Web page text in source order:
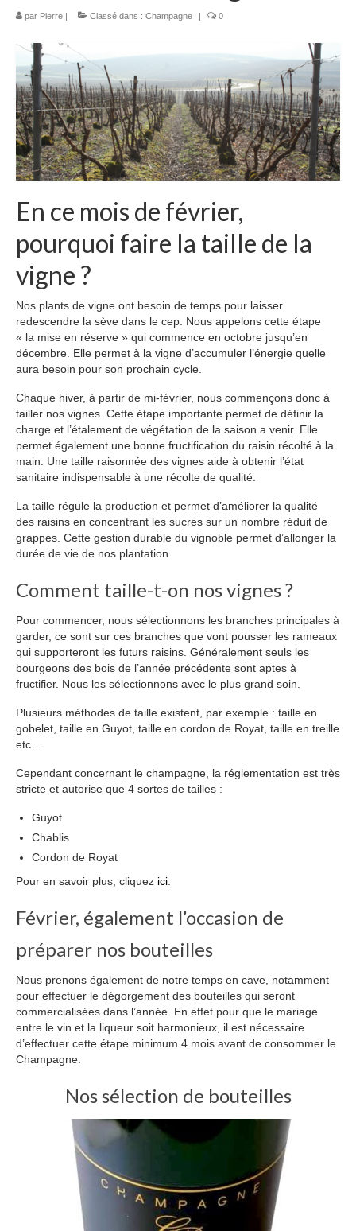
Evénementiel
Etiquettes personnalisées
CE et collectivités
Professionels et distributeurs
Visites guidées
Visite du Vignoble – Durée: 1h
Visite de Cave – Durée: 1h
Découvrir la région
Boutique
Nos cuvées
Accessoires Champagne
Etiquettes personnalisees
Actualités
Contact
par Pierre | Classé dans : Champagne | 0
En ce mois de février,
pourquoi faire la taille de la
vigne ?
Nos plants de vigne ont besoin de temps pour laisser
redescendre la sève dans le cep. Nous appelons cette étape
« la mise en réserve » qui commence en octobre jusqu’en
décembre. Elle permet à la vigne d’accumuler l’énergie quelle
aura besoin pour son prochain cycle.
Chaque hiver, à partir de mi-février, nous commençons donc à
tailler nos vignes. Cette étape importante permet de définir la
charge et l’étalement de végétation de la saison a venir. Elle
permet également une bonne fructification du raisin récolté à la
main. Une taille raisonnée des vignes aide à obtenir l’état
sanitaire indispensable à une récolte de qualité.
La taille régule la production et permet d’améliorer la qualité
des raisins en concentrant les sucres sur un nombre réduit de
grappes. Cette gestion durable du vignoble permet d’allonger la
durée de vie de nos plantation.
Comment taille-t-on nos vignes ?
Pour commencer, nous sélectionnons les branches principales à
garder, ce sont sur ces branches que vont pousser les rameaux
qui supporteront les futurs raisins. Généralement seuls les
bourgeons des bois de l’année précédente sont aptes à
fructifier. Nous les sélectionnons avec le plus grand soin.
Plusieurs méthodes de taille existent, par exemple : taille en
gobelet, taille en Guyot, taille en cordon de Royat, taille en treille
etc…
Cependant concernant le champagne, la réglementation est très
stricte et autorise que 4 sortes de tailles :
Guyot
Chablis
Cordon de Royat
Pour en savoir plus, cliquez ici.
Février, également l’occasion de
préparer nos bouteilles
Nous prenons également de notre temps en cave, notamment
pour effectuer le dégorgement des bouteilles qui seront
commercialisées dans l’année. En effet pour que le mariage
entre le vin et la liqueur soit harmonieux, il est nécessaire
d’effectuer cette étape minimum 4 mois avant de consommer le
Champagne.
Nos sélection de bouteilles